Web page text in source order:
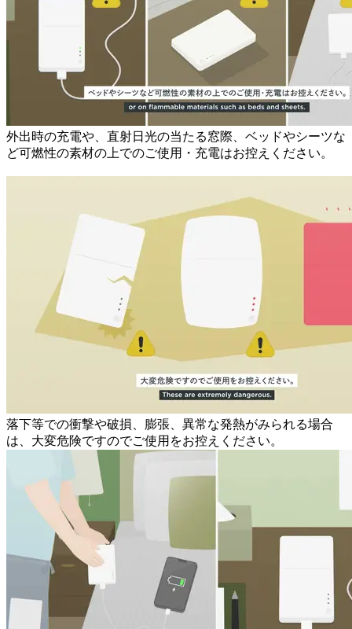
外出時の充電や、直射日光の当たる窓際、ベッドやシーツな
ど可燃性の素材の上でのご使用・充電はお控えください。
落下等での衝撃や破損、膨張、異常な発熱がみられる場合
は、大変危険ですのでご使用をお控えください。